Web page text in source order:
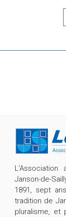
Stage -
Janson-de-
1891, sept
tradition de
pluralisme, et